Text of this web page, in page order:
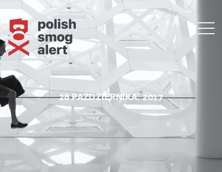
28 PAŹDZIERNIKA, 2017